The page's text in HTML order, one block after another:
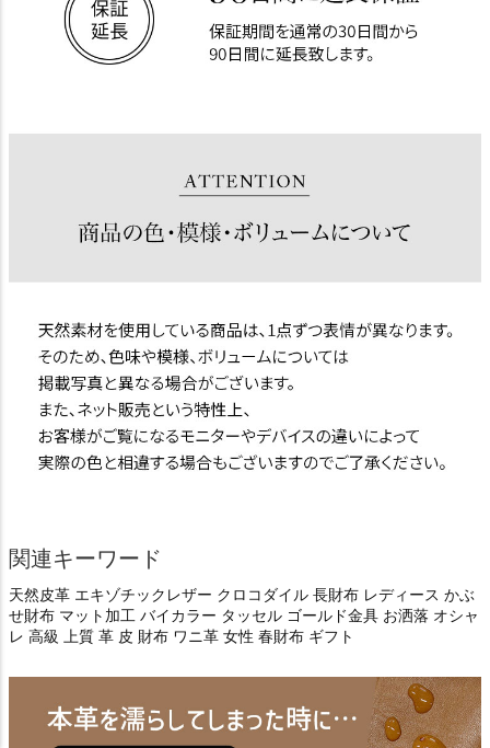
関連キーワード
天然皮革 エキゾチックレザー クロコダイル 長財布 レディース かぶ
せ財布 マット加工 バイカラー タッセル ゴールド金具 お洒落 オシャ
レ 高級 上質 革 皮 財布 ワニ革 女性 春財布 ギフト